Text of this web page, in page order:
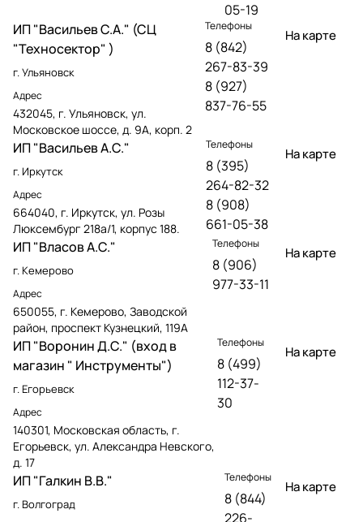
05-19
ИП "Васильев С.А." (СЦ
"Техносектор" )
г. Ульяновск
Адрес
432045, г. Ульяновск, ул.
Московское шоссе, д. 9А, корп. 2
Телефоны
8 (842)
267-83-39
8 (927)
837-76-55
На карте
ИП "Васильев А.С."
г. Иркутск
Адрес
664040, г. Иркутск, ул. Розы
Люксембург 218а/1, корпус 188.
Телефоны
8 (395)
264-82-32
8 (908)
661-05-38
На карте
ИП "Власов А.С."
г. Кемерово
Адрес
650055, г. Кемерово, Заводской
район, проспект Кузнецкий, 119А
Телефоны
8 (906)
977-33-11
На карте
ИП "Воронин Д.С." (вход в
магазин " Инструменты")
г. Егорьевск
Адрес
140301, Московская область, г.
Егорьевск, ул. Александра Невского,
д. 17
Телефоны
8 (499)
112-37-
30
На карте
ИП "Галкин В.В."
г. Волгоград
Телефоны
8 (844)
226-
На карте